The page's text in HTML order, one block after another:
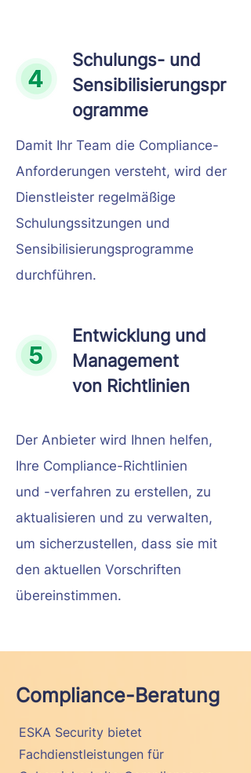
Schulungs- und
Sensibilisierungspr
ogramme
Damit Ihr Team die Compliance-
Anforderungen versteht, wird der
Dienstleister regelmäßige
Schulungssitzungen und
Sensibilisierungsprogramme
durchführen.
Entwicklung und
Management
von Richtlinien
Der Anbieter wird Ihnen helfen,
Ihre Compliance-Richtlinien
und -verfahren zu erstellen, zu
aktualisieren und zu verwalten,
um sicherzustellen, dass sie mit
den aktuellen Vorschriften
übereinstimmen.
Compliance-Beratung
ESKA Security bietet
Fachdienstleistungen für